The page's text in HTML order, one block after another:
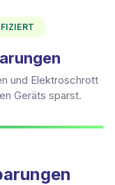
und Elektroschrott
Geräts sparst.